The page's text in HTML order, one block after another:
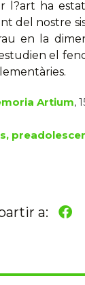
l?art ha
del nostre
en la
el
Artium,
a: